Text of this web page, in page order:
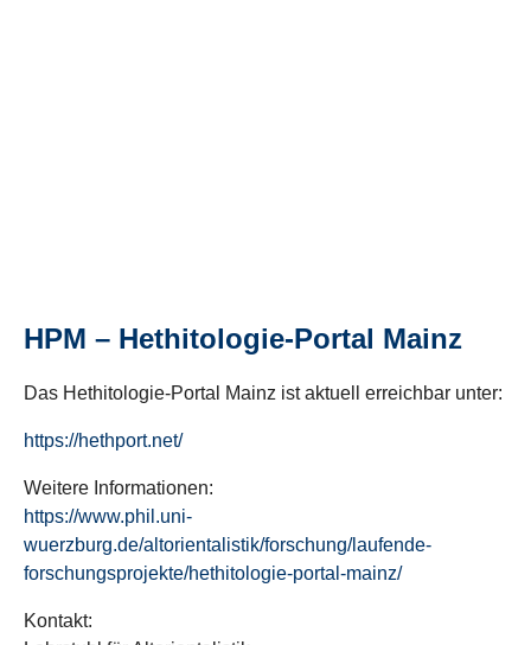
HPM – Hethitologie-Portal Mainz
Das Hethitologie-Portal Mainz ist aktuell erreichbar unter:
https://hethport.net/
Weitere Informationen:
https://www.phil.uni-
wuerzburg.de/altorientalistik/forschung/laufende-
forschungsprojekte/hethitologie-portal-mainz/
Kontakt: